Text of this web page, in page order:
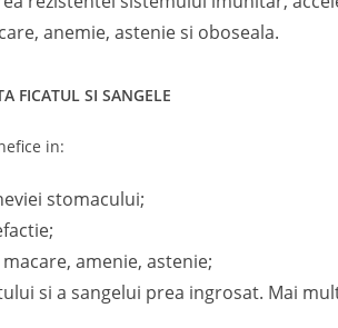
anemie, astenie si oboseala.
FICATUL SI SANGELE
in:
stomacului;
amenie, astenie;
si a sangelui prea ingrosat. Mai